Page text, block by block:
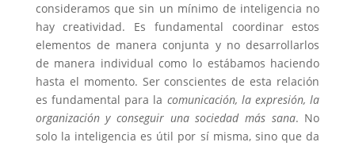
consideramos que sin un mínimo de inteligencia no
hay creatividad. Es fundamental coordinar estos
elementos de manera conjunta y no desarrollarlos
de manera individual como lo estábamos haciendo
hasta el momento. Ser conscientes de esta relación
es fundamental para la comunicación, la expresión, la
organización y conseguir una sociedad más sana. No
solo la inteligencia es útil por sí misma, sino que da